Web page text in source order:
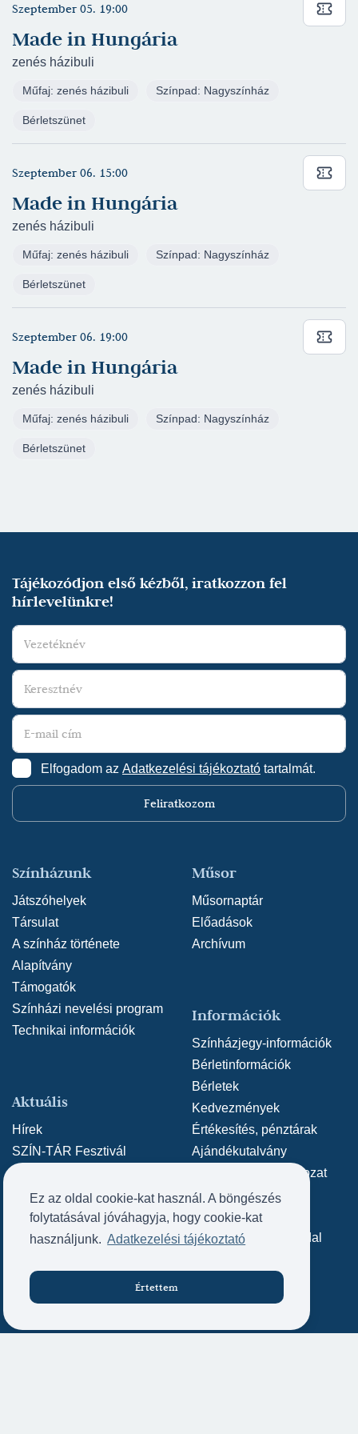
Ez az oldal cookie-kat használ. A böngészés
folytatásával jóváhagyja, hogy cookie-kat
használjunk. Adatkezelési tájékoztató
Értettem
Jegyvásárlás
Malcolm, Duncan fia - Ruszt József
Stúdiószínház
(rendező: Kovács Lehel)
Szente Vajk - Galambos Attila - Juhász Levente:
Kőszívű (2022/2023) - Baradlay Ödön -
Nagyszínház(rendező: Szente Vajk)
Henrik Ibsen: A nagy Ibsen-vizsga, avagy sehol
Brovik - Színház- és Filmművészeti Egyetem
(rendező: Tarnóczi Jakab)
Lévay Sylvester - Michael Kunze: Elisabeth
(2021/2022) - Grünne gróf - Nagyszínház
Szeptember 05. 19:00
Made in Hungária
zenés házibuli
Műfaj: zenés házibuli Színpad: Nagyszínház
Bérletszünet
Szeptember 06. 15:00
Made in Hungária
zenés házibuli
Műfaj: zenés házibuli Színpad: Nagyszínház
Bérletszünet
Szeptember 06. 19:00
Made in Hungária
zenés házibuli
Műfaj: zenés házibuli Színpad: Nagyszínház
Bérletszünet
Tájékozódjon első kézből, iratkozzon fel
hírlevelünkre!
Elfogadom az Adatkezelési tájékoztató tartalmát.
Feliratkozom
Színházunk
Játszóhelyek
Társulat
A színház története
Alapítvány
Támogatók
Színházi nevelési program
Technikai információk
Műsor
Műsornaptár
Előadások
Archívum
Aktuális
Hírek
SZÍN-TÁR Fesztivál
Információk
Színházjegy-információk
Bérletinformációk
Bérletek
Kedvezmények
Értékesítés, pénztárak
Ajándékutalvány
Adatvédelmi nyilatkozat
Közérdekű adatok
Archív weboldal
Archív SZÍN-TÁR oldal
Kapcsolat
Impresszum